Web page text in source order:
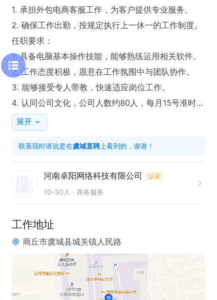
1. 承担外包电商客服工作，为客户提供专业服务。
2. 确保工作出勤，按规定执行上一休一的工作制度。
任职要求：
1. 具备电脑基本操作技能，能够熟练运用相关软件。
2. 工作态度积极，愿意在工作氛围中与团队协作。
3. 能够接受专人带教，快速适应岗位工作。
4. 认同公司文化，公司人数约80人，每月15号准时发
放工资，工资架构透明公开，且有晋升制度，出勤满
5. 享受公司提供的员工餐，相比点外卖更省钱、省
展开
联系我时请说是在虞城直聘 上看到的，谢谢！
河南卓阳网络科技有限公司 认证
10-30人 商务服务
工作地址
商丘市虞城县城关镇人民路